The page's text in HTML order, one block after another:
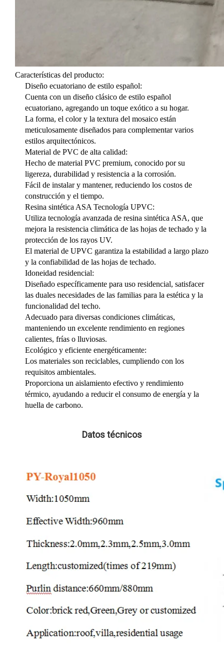
Características del producto:
Diseño ecuatoriano de estilo español:
Cuenta con un diseño clásico de estilo español
ecuatoriano, agregando un toque exótico a su hogar.
La forma, el color y la textura del mosaico están
meticulosamente diseñados para complementar varios
estilos arquitectónicos.
Material de PVC de alta calidad:
Hecho de material PVC premium, conocido por su
ligereza, durabilidad y resistencia a la corrosión.
Fácil de instalar y mantener, reduciendo los costos de
construcción y el tiempo.
Resina sintética ASA Tecnología UPVC:
Utiliza tecnología avanzada de resina sintética ASA, que
mejora la resistencia climática de las hojas de techado y la
protección de los rayos UV.
El material de UPVC garantiza la estabilidad a largo plazo
y la confiabilidad de las hojas de techado.
Idoneidad residencial:
Diseñado específicamente para uso residencial, satisfacer
las duales necesidades de las familias para la estética y la
funcionalidad del techo.
Adecuado para diversas condiciones climáticas,
manteniendo un excelente rendimiento en regiones
calientes, frías o lluviosas.
Ecológico y eficiente energéticamente:
Los materiales son reciclables, cumpliendo con los
requisitos ambientales.
Proporciona un aislamiento efectivo y rendimiento
térmico, ayudando a reducir el consumo de energía y la
huella de carbono.
Datos técnicos